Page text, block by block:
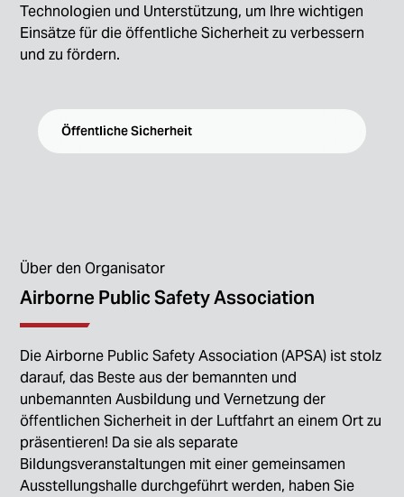
Technologien und Unterstützung, um Ihre wichtigen
Einsätze für die öffentliche Sicherheit zu verbessern
und zu fördern.
Öffentliche Sicherheit
Über den Organisator
Airborne Public Safety Association
Die Airborne Public Safety Association (APSA) ist stolz
darauf, das Beste aus der bemannten und
unbemannten Ausbildung und Vernetzung der
öffentlichen Sicherheit in der Luftfahrt an einem Ort zu
präsentieren! Da sie als separate
Bildungsveranstaltungen mit einer gemeinsamen
Ausstellungshalle durchgeführt werden, haben Sie